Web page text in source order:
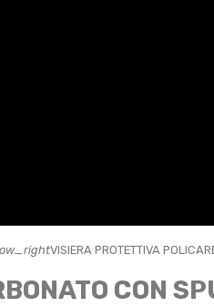
VISIERA PROTETTIVA
CON